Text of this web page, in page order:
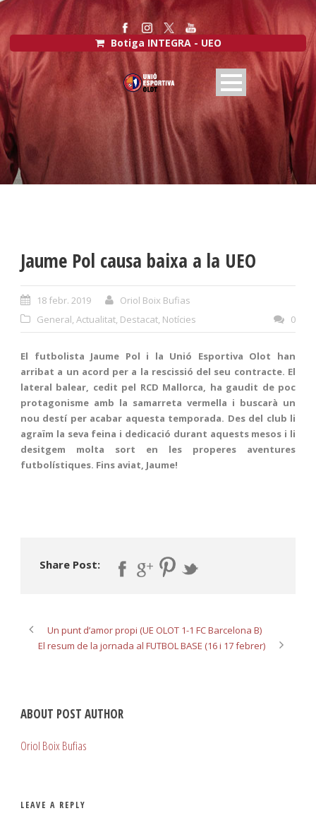
Botiga INTEGRA - UEO
Jaume Pol causa baixa a la UEO
18 febr. 2019
Oriol Boix Bufias
General, Actualitat, Destacat, Notícies 0
El futbolista Jaume Pol i la Unió Esportiva Olot han
arribat a un acord per a la rescissió del seu contracte. El
lateral balear, cedit pel RCD Mallorca, ha gaudit de poc
protagonisme amb la samarreta vermella i buscarà un
nou destí per acabar aquesta temporada. Des del club li
agraïm la seva feina i dedicació durant aquests mesos i li
desitgem molta sort en les properes aventures
futbolístiques. Fins aviat, Jaume!
Share Post:
Un punt d’amor propi (UE OLOT 1-1 FC Barcelona B)
El resum de la jornada al FUTBOL BASE (16 i 17 febrer)
ABOUT POST AUTHOR
Oriol Boix Bufias
LEAVE A REPLY